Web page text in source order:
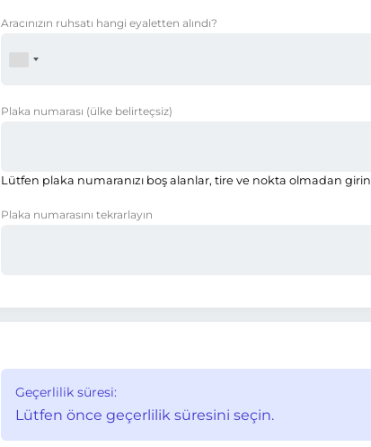
Aracınızın ruhsatı hangi eyaletten alındı?
Plaka numarası (ülke belirteçsiz)
Lütfen plaka numaranızı boş alanlar, tire ve nokta olmadan
Plaka numarasını tekrarlayın
Geçerlilik süresi:
Lütfen önce geçerlilik süresini seçin.